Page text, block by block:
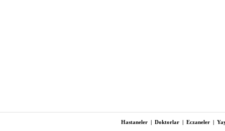
Hastaneler | Doktorlar | Eczaneler |